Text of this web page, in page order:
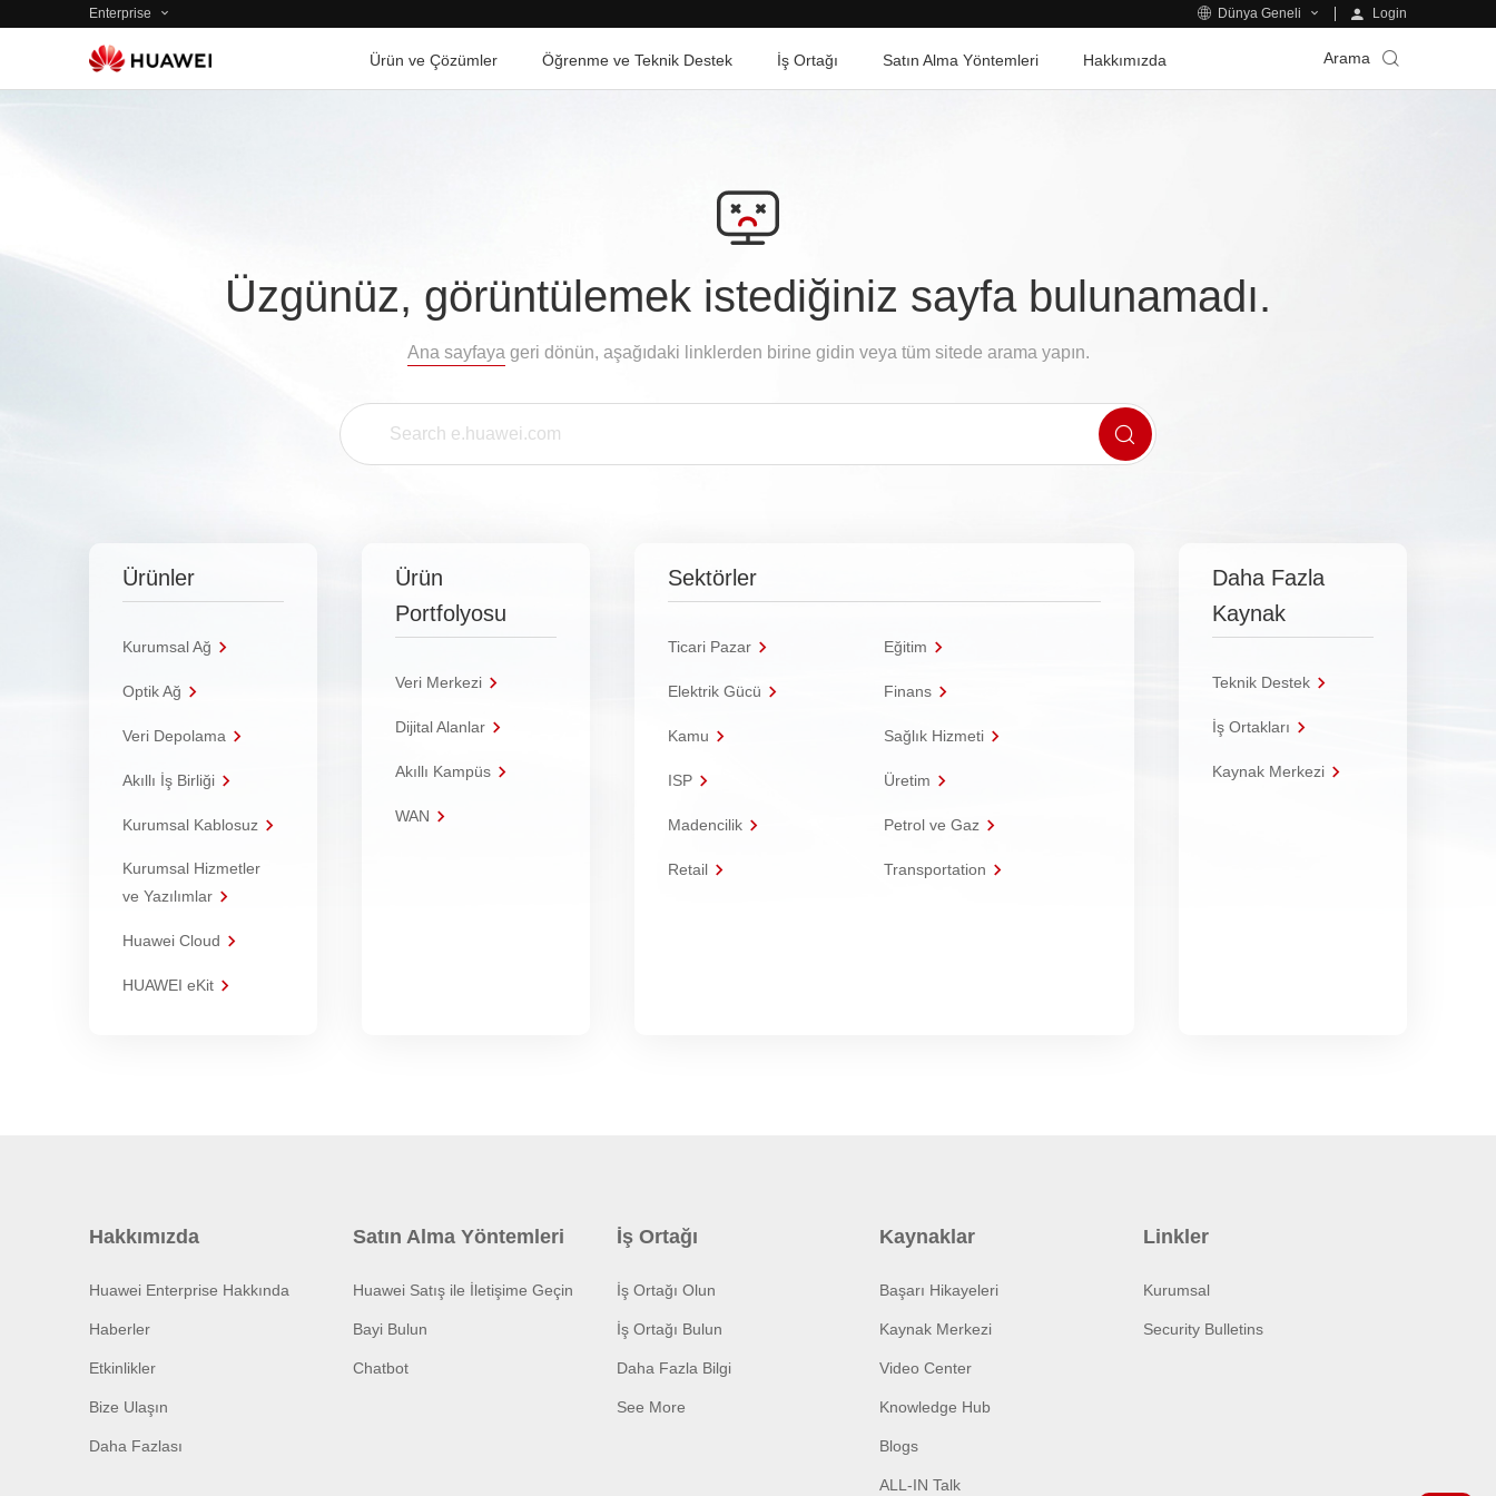
Enterprise Dünya Geneli Login
Ürün ve Çözümler Öğrenme ve Teknik Destek İş Ortağı Satın Alma Yöntemleri Hakkımızda Arama
Üzgünüz, görüntülemek istediğiniz sayfa bulunamadı.
Ana sayfaya geri dönün, aşağıdaki linklerden birine gidin veya tüm sitede arama yapın.
Ürünler
Kurumsal Ağ
Optik Ağ
Veri Depolama
Akıllı İş Birliği
Kurumsal Kablosuz
Kurumsal Hizmetler
ve Yazılımlar
Huawei Cloud
HUAWEI eKit
Ürün
Portfolyosu
Veri Merkezi
Dijital Alanlar
Akıllı Kampüs
WAN
Sektörler
Ticari Pazar Eğitim
Elektrik Gücü Finans
Kamu Sağlık Hizmeti
ISP Üretim
Madencilik Petrol ve Gaz
Retail Transportation
Daha Fazla
Kaynak
Teknik Destek
İş Ortakları
Kaynak Merkezi
Hakkımızda
Huawei Enterprise Hakkında
Haberler
Etkinlikler
Bize Ulaşın
Daha Fazlası
Satın Alma Yöntemleri
Huawei Satış ile İletişime Geçin
Bayi Bulun
Chatbot
İş Ortağı
İş Ortağı Olun
İş Ortağı Bulun
Daha Fazla Bilgi
See More
Kaynaklar
Başarı Hikayeleri
Kaynak Merkezi
Video Center
Knowledge Hub
Blogs
ALL-IN Talk
Linkler
Kurumsal
Security Bulletins